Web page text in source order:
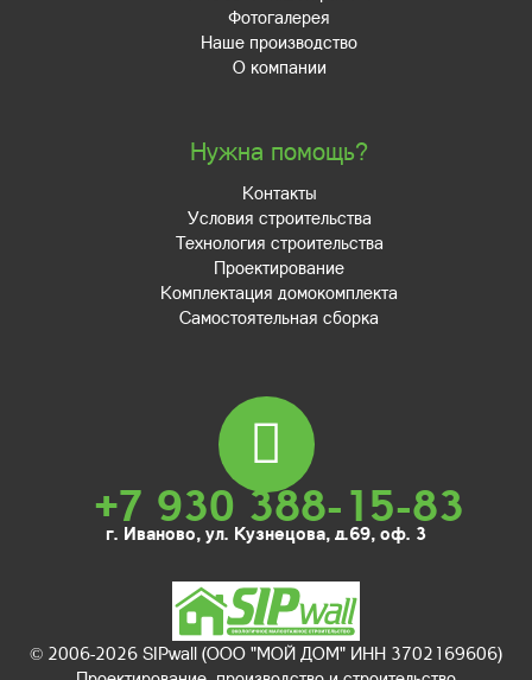
Фотогалерея
Наше производство
О компании
Нужна помощь?
Контакты
Условия строительства
Технология строительства
Проектирование
Комплектация домокомплекта
Самостоятельная сборка
+7 930 388-15-83
г. Иваново, ул. Кузнецова, д.69, оф. 3
© 2006-2026 SIPwall (ООО "МОЙ ДОМ" ИНН 3702169606)